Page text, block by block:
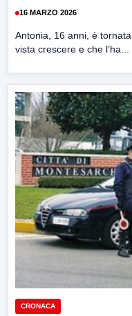
16 MARZO 2026
Antonia, 16 anni, è
vista crescere e che l’ha...
CRONACA